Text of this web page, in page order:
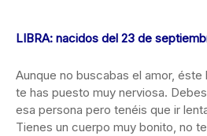
LIBRA: nacidos del 23 de
Aunque no buscabas el amor,
te has puesto muy nerviosa.
esa persona pero tenéis que ir
Tienes un cuerpo muy bonito, no